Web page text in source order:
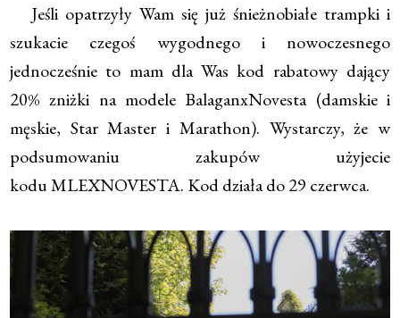
Jeśli opatrzyły Wam się już śnieżnobiałe trampki i
szukacie czegoś wygodnego i nowoczesnego
jednocześnie to mam dla Was kod rabatowy dający
20% zniżki na modele BalaganxNovesta (damskie i
męskie, Star Master i Marathon). Wystarczy, że w
podsumowaniu zakupów użyjecie
kodu MLEXNOVESTA. Kod działa do 29 czerwca.